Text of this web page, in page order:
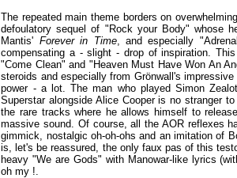
The repeated main theme borders on
defoulatory sequel of "Rock your Body" whose
Mantis' Forever in Time, and especially
compensating a - slight - drop of inspiration.
"Come Clean" and "Heaven Must Have Won An
steroids and especially from Grönwall's
power - a lot. The man who played Simon
Superstar alongside Alice Cooper is no stranger
the rare tracks where he allows himself to
massive sound. Of course, all the AOR reflexes
gimmick, nostalgic oh-oh-ohs and an imitation of
is, let's be reassured, the only faux pas of this
heavy "We are Gods" with Manowar-like lyrics
oh my !.